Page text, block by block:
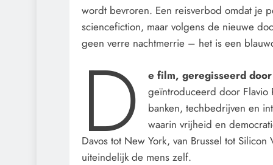
wordt bevroren. Een reisverbod omdat je
sciencefiction, maar volgens de nieuwe
geen verre nachtmerrie – het is een
D
e film, geregisseerd
geïntroduceerd door Flavio
banken, techbedrijven en
waarin vrijheid en
Davos tot New York, van Brussel tot
uiteindelijk de mens zelf.